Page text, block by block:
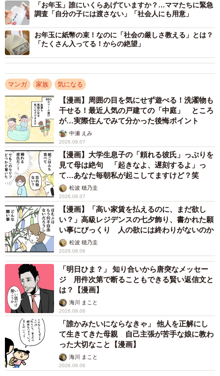
幼稚園児の娘に、2万円も…！？
「このまま頂くべきか、適正な額でいいとお返しするべき
か、どうすればいいんだろう…」と、J介さんに相談するT
美さん。
それに対して、J介さんは「子供に対して下さったものなん
だから、僕らが返すというのもどうなのかな」と提案しま
した。確かに、子供が小さいうちは親が管理することにな
るとはいえ、お年玉は子供のもの。夫婦であれこれ悩んだ
結果、「感謝を伝えたうえで、また何かのときに別の形で
お返しするのがいいんじゃないか」ということで落ち着き
ました。
◇ ◇
「お年玉って、お金のやりとりだけじゃなくて、微妙な心
理戦もあるよね…」と、T美さんは苦笑い。J介さんも「そ
うだね。子供の頃は貰って嬉しいだけだったけど、親はこ
んな想いをしてたのかなぁ」と共感しました。
お年玉のローカルルール！？
決まったルールがないからこそ難しい、“お年玉の金額事
情”。T美さんのように悩んでしまう人もいる一方で、「う
ちは親族間でルールを作ってる！」という声も集まりまし
た。
「お年玉」誰にいくらあげていますか？…ママたちに緊急
調査「自分の子には渡さない」「社会人にも用意」
お年玉に紙幣の束！なのに「社会の厳しさ教える」とは？
「たくさん入ってる！からの絶望」
マンガ 家族 気になる
【漫画】周囲の目を気にせず遊べる！洗濯物も
干せる！最近人気の戸建ての「中庭」 ところ
が…実際住んでみて分かった後悔ポイント
中瀬 えみ
2026.08.07
【漫画】大学生息子の「頼れる彼氏」っぷりを
見て母は絶句 「起きなよ、遅刻するよ」っ
て…あなた毎朝私が起こしてますけど？笑
松波 穂乃圭
2026.08.07
【漫画】「高い家賃を払えるのに、まだ欲し
い？」高級レジデンスの七夕飾り、書かれた願
い事にびっくり 人の欲には終わりがないのか
松波 穂乃圭
2026.08.06
「明日ひま？」 知り合いから唐突なメッセー
ジ 用件次第で断ることもできる賢い返信文と
は？【漫画】
海川 まこと
2026.08.06
「誰かみたいにならなきゃ」 他人を正解にし
て生きてきた母親 自己主張が苦手な娘に教わ
った大切なこと【漫画】
海川 まこと
2026.08.06